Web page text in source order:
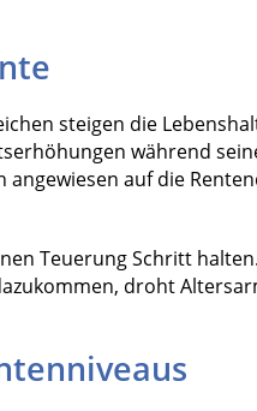
steigen die
während
angewiesen auf die
Teuerung Schritt
droht